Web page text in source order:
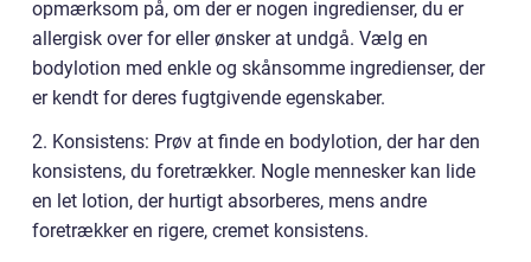
opmærksom på, om der er nogen ingredienser, du er
allergisk over for eller ønsker at undgå. Vælg en
bodylotion med enkle og skånsomme ingredienser, der
er kendt for deres fugtgivende egenskaber.
2. Konsistens: Prøv at finde en bodylotion, der har den
konsistens, du foretrækker. Nogle mennesker kan lide
en let lotion, der hurtigt absorberes, mens andre
foretrækker en rigere, cremet konsistens.